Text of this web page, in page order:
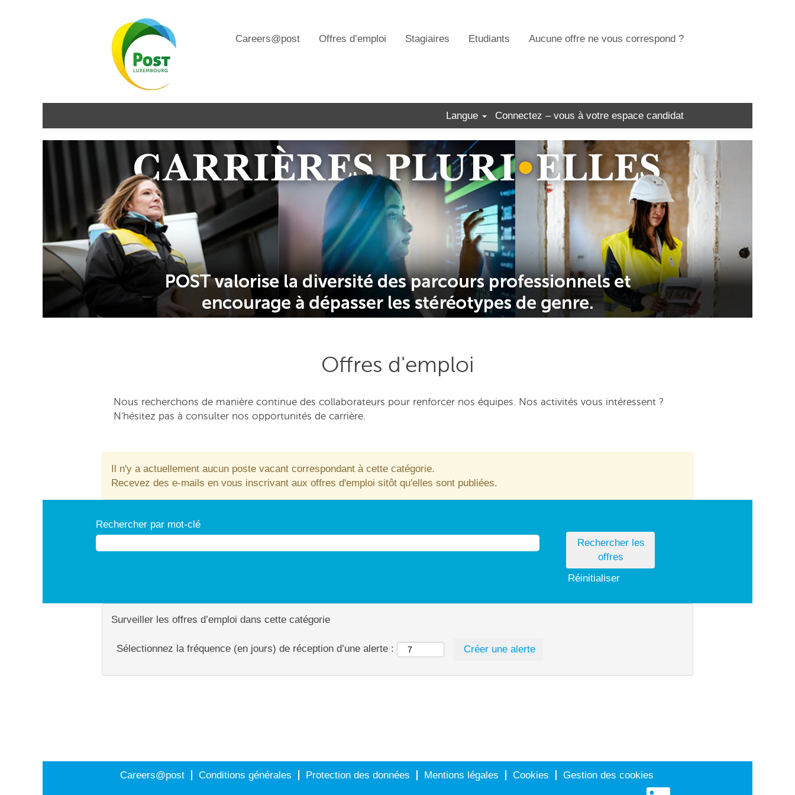
Careers@post Offres d’emploi Stagiaires Etudiants Aucune offre ne vous correspond ?
Langue Connectez – vous à votre espace candidat
Offres d'emploi
Nous recherchons de manière continue des collaborateurs pour renforcer nos équipes. Nos activités vous intéressent ?
N'hésitez pas à consulter nos opportunités de carrière.
Il n'y a actuellement aucun poste vacant correspondant à cette catégorie.
Recevez des e-mails en vous inscrivant aux offres d'emploi sitôt qu'elles sont publiées.
Rechercher par mot-clé
Réinitialiser
Surveiller les offres d’emploi dans cette catégorie
Sélectionnez la fréquence (en jours) de réception d’une alerte :
Careers@post Conditions générales Protection des données Mentions légales Cookies
Gestion des cookies
S